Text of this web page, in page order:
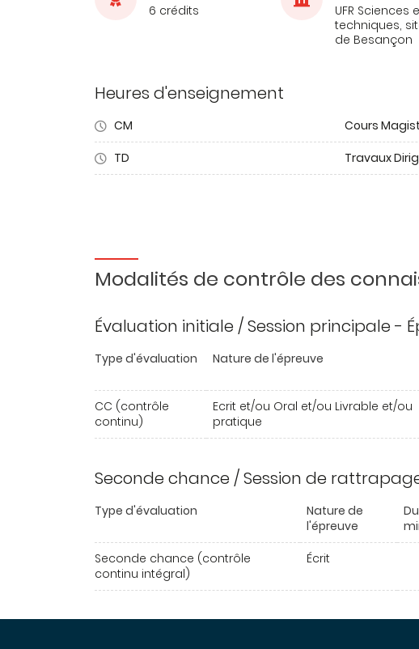
6 crédits
UFR Sciences
techniques,
de Besançon
Heures d'enseignement
CM Cours
TD
Travaux
Modalités de contrôle des
Évaluation initiale / Session principale -
Type d'évaluation Nature de l'épreuve
CC (contrôle
continu)
Ecrit et/ou Oral et/ou Livrable et/ou
pratique
Seconde chance / Session de
Type d'évaluation
Nature de
l'épreuve
Seconde chance (contrôle
continu intégral)
Écrit